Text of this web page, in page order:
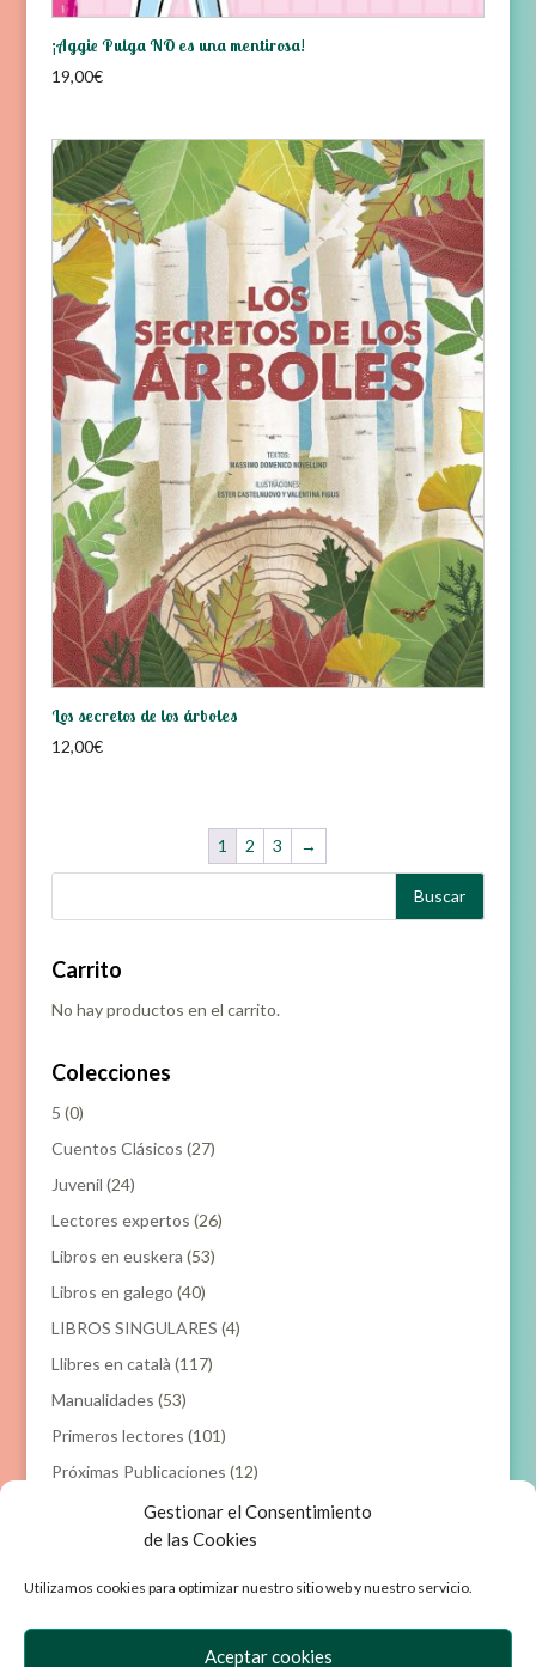
Gestionar el Consentimiento
de las Cookies
Utilizamos cookies para optimizar nuestro sitio web y nuestro servicio.
Aceptar cookies
¡Aggie Pulga NO es una mentirosa!
19,00€
Los secretos de los árboles
12,00€
1 2 3 →
Carrito
No hay productos en el carrito.
Colecciones
5 (0)
Cuentos Clásicos (27)
Juvenil (24)
Lectores expertos (26)
Libros en euskera (53)
Libros en galego (40)
LIBROS SINGULARES (4)
Llibres en català (117)
Manualidades (53)
Primeros lectores (101)
Próximas Publicaciones (12)
Filtrar por precio
mínimo